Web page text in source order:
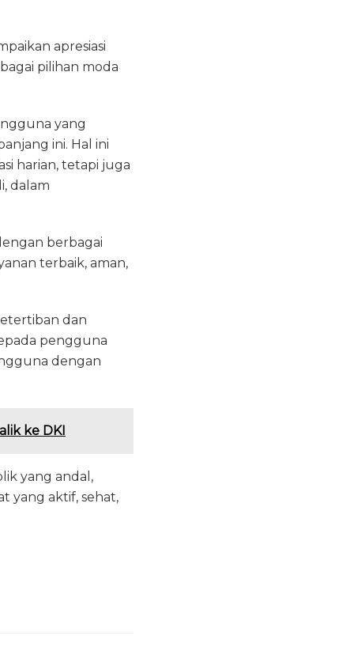
apresiasi
pilihan moda
yang
ini. Hal ini
harian, tetapi juga
dalam
berbagai
terbaik, aman,
dan
pengguna
dengan
ke DKI
yang andal,
yang aktif, sehat,